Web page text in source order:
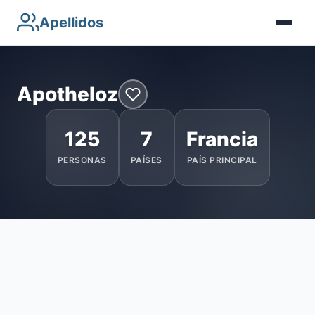
Apellidos
Apotheloz
125
PERSONAS
7
PAÍSES
Francia
PAÍS PRINCIPAL